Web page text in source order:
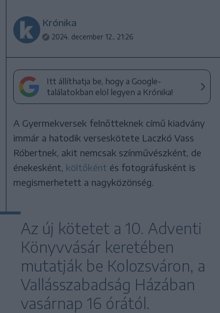
Krónika
2024. december 12., 21:26
Itt állíthatja be, hogy a Google-
találatokban elöl legyen a Krónika!
A Gyermekversek felnőtteknek című kiadvány
immár a hatodik verseskötete Laczkó Vass
Róbertnek, akit nemcsak színművészként, de
énekesként, költőként és fotográfusként is
megismerhetett a nagyközönség.
Az új kötetet a 10. Adventi
Könyvvásár keretében
mutatják be Kolozsváron, a
Vallásszabadság Házában
vasárnap 16 órától.